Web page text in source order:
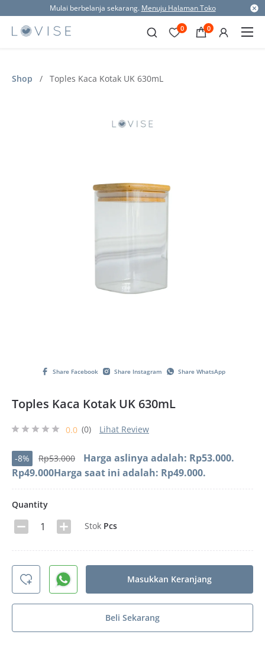
Mulai berbelanja sekarang. Menuju Halaman Toko
0 0
Shop / Toples Kaca Kotak UK 630mL
Share Facebook Share Instagram Share WhatsApp
Toples Kaca Kotak UK 630mL
0.0 (0) Lihat Review
-8% Rp53.000
Harga aslinya adalah: Rp53.000.
Rp49.000Harga saat ini adalah: Rp49.000.
Quantity
Stok Pcs
Masukkan Keranjang
Beli Sekarang